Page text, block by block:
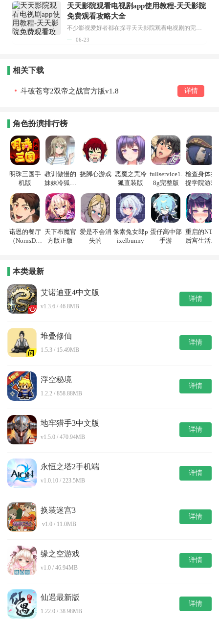
天天影院观看电视剧app使用教程-天天影院
免费观看攻略大全
不少影视爱好者都在探寻天天影院观看电视剧的完整方法，结合最新平台使用规则，本篇新手入门攻略全面讲解观看渠道、检索流程、播放设置以及画面模式调整等实用内容。全文适配手机、电脑等主流设备，步骤简洁易懂，无论是初次使用的新手，还是想要优化观影体验的用户，都能参照内容快速上手，熟练掌握平台各项操作技巧，轻松畅享影视内容。...
06-23
相关下载
斗破苍穹2双帝之战官方版v1.8 详情
角色扮演排行榜
明珠三国手
机版
教训傲慢的
妹妹冷狐游
挠脚心游戏 恶魔之咒冷
狐直装版
fullservice1.
8g完整版
检查身体捕
捉学院游戏
诺恩的餐厅
（NornsDin
天下布魔官
方版正版
爱是不会消
失的
像素兔女郎p
ixelbunny
蛋仔高中部
手游
重启的NTR
后宫生活游
本类最新
艾诺迪亚4中文版
v1.3.6 / 46.8MB
详情
堆叠修仙
1.5.3 / 15.49MB
详情
浮空秘境
1.2.2 / 858.88MB
详情
地牢猎手3中文版
v1.5.0 / 470.94MB
详情
永恒之塔2手机端
v1.0.10 / 223.5MB
详情
换装迷宫3
v1.0 / 11.0MB
详情
缘之空游戏
v1.0 / 46.94MB
详情
仙遇最新版
1.22.0 / 38.98MB
详情